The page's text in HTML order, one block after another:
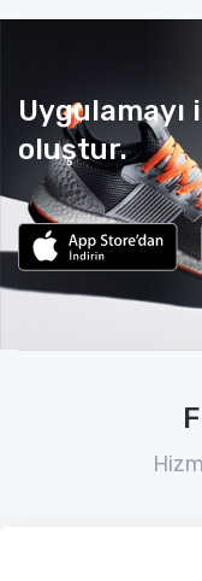
Uygulamayı
oluştur.